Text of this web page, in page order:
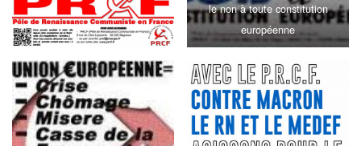
le non à toute constitution
européenne